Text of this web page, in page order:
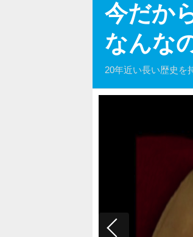
今だか
なんな
20年近い長い歴史を